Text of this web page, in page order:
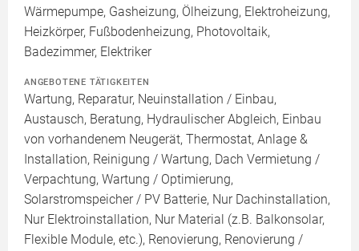
Wärmepumpe, Gasheizung, Ölheizung, Elektroheizung,
Heizkörper, Fußbodenheizung, Photovoltaik,
Badezimmer, Elektriker
ANGEBOTENE TÄTIGKEITEN
Wartung, Reparatur, Neuinstallation / Einbau,
Austausch, Beratung, Hydraulischer Abgleich, Einbau
von vorhandenem Neugerät, Thermostat, Anlage &
Installation, Reinigung / Wartung, Dach Vermietung /
Verpachtung, Wartung / Optimierung,
Solarstromspeicher / PV Batterie, Nur Dachinstallation,
Nur Elektroinstallation, Nur Material (z.B. Balkonsolar,
Flexible Module, etc.), Renovierung, Renovierung /